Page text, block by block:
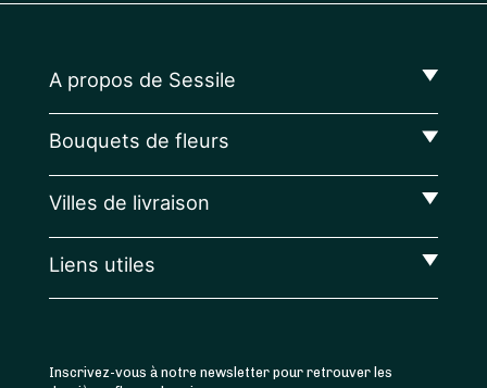
A propos de Sessile
Bouquets de fleurs
Villes de livraison
Liens utiles
Inscrivez-vous à notre newsletter pour retrouver les